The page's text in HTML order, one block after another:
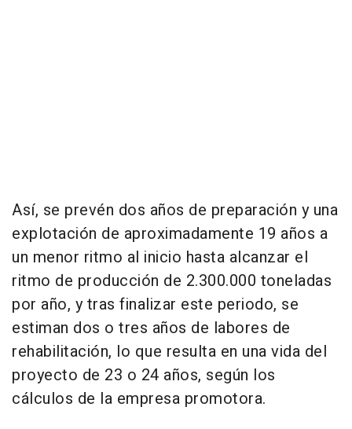
Así, se prevén dos años de preparación y una
explotación de aproximadamente 19 años a
un menor ritmo al inicio hasta alcanzar el
ritmo de producción de 2.300.000 toneladas
por año, y tras finalizar este periodo, se
estiman dos o tres años de labores de
rehabilitación, lo que resulta en una vida del
proyecto de 23 o 24 años, según los
cálculos de la empresa promotora.